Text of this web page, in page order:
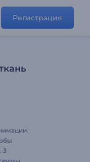
Регистрация
3